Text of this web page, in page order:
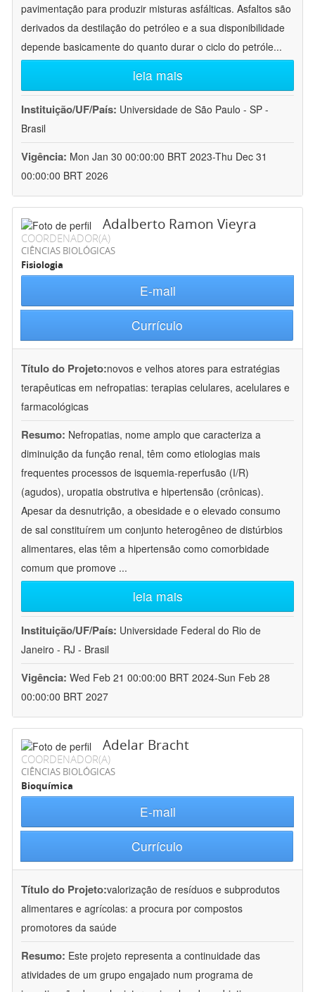
pavimentação para produzir misturas asfálticas. Asfaltos são
derivados da destilação do petróleo e a sua disponibilidade
depende basicamente do quanto durar o ciclo do petróle...
leia mais
Instituição/UF/País: Universidade de São Paulo - SP -
Brasil
Vigência: Mon Jan 30 00:00:00 BRT 2023-Thu Dec 31
00:00:00 BRT 2026
Adalberto Ramon Vieyra
COORDENADOR(A)
CIÊNCIAS BIOLÓGICAS
Fisiologia
E-mail
Currículo
Título do Projeto:novos e velhos atores para estratégias
terapêuticas em nefropatias: terapias celulares, acelulares e
farmacológicas
Resumo: Nefropatias, nome amplo que caracteriza a
diminuição da função renal, têm como etiologias mais
frequentes processos de isquemia-reperfusão (I/R)
(agudos), uropatia obstrutiva e hipertensão (crônicas).
Apesar da desnutrição, a obesidade e o elevado consumo
de sal constituírem um conjunto heterogêneo de distúrbios
alimentares, elas têm a hipertensão como comorbidade
comum que promove ...
leia mais
Instituição/UF/País: Universidade Federal do Rio de
Janeiro - RJ - Brasil
Vigência: Wed Feb 21 00:00:00 BRT 2024-Sun Feb 28
00:00:00 BRT 2027
Adelar Bracht
COORDENADOR(A)
CIÊNCIAS BIOLÓGICAS
Bioquímica
E-mail
Currículo
Título do Projeto:valorização de resíduos e subprodutos
alimentares e agrícolas: a procura por compostos
promotores da saúde
Resumo: Este projeto representa a continuidade das
atividades de um grupo engajado num programa de